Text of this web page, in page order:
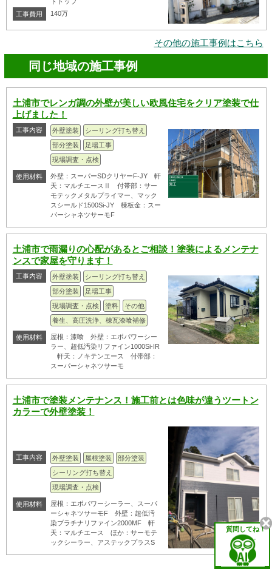
工事費用
140万
その他の施工事例はこちら
同じ地域の施工事例
土浦市でレンガ調の外壁が美しい欧風住宅をクリア塗装で仕
上げました！
工事内容 外壁塗装
シーリング打ち替え
部分塗装
足場工事
現場調査・点検
使用材料
外壁：スーパーSDクリヤーF-JY 軒
天：マルチエースⅡ 付帯部：サー
モテックメタルプライマー、マック
スシールド1500Si-JY 棟板金：スー
パーシャネツサーモF
土浦市で雨漏りの心配があるとご相談！塗装によるメンテナ
ンスで家屋を守ります！
工事内容 外壁塗装
シーリング打ち替え
部分塗装
足場工事
現場調査・点検
塗料
その他
養生、高圧洗浄、棟瓦漆喰補修
使用材料
屋根：漆喰 外壁：エポパワーシー
ラー、超低汚染リファイン1000Si-IR
軒天：ノキテンエース 付帯部：
スーパーシャネツサーモ
土浦市で塗装メンテナンス！施工前とは色味が違うツートン
カラーで外壁塗装！
工事内容 外壁塗装 屋根塗装
部分塗装
シーリング打ち替え
現場調査・点検
使用材料
屋根：エポパワーシーラー、スーパ
ーシャネツサーモF 外壁：超低汚
染プラチナリファイン2000MF 軒
天：マルチエース ほか：サーモテ
ックシーラー、アステックプラスS
質問してね！